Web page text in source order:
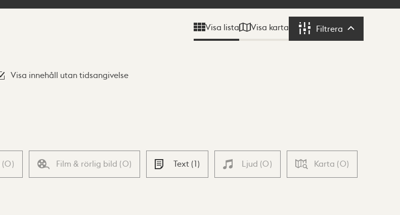
Visa lista Visa karta Filtrera Filtrera
Visa innehåll utan tidsangivelse
(0) Film & rörlig bild (0) Text (1) Ljud (0) Karta (0)